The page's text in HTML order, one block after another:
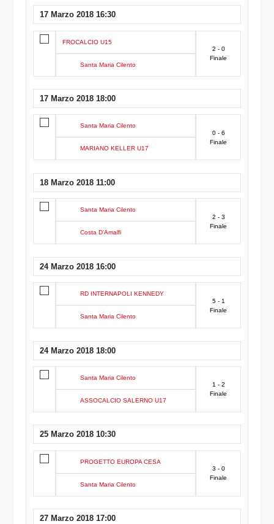
17 Marzo 2018 16:30
FROCALCIO U15
Santa Maria Cilento
2 - 0
Finale
17 Marzo 2018 18:00
Santa Maria Cilento
MARIANO KELLER U17
0 - 6
Finale
18 Marzo 2018 11:00
Santa Maria Cilento
Costa D’Amalfi
2 - 3
Finale
24 Marzo 2018 16:00
RD INTERNAPOLI KENNEDY
Santa Maria Cilento
5 - 1
Finale
24 Marzo 2018 18:00
Santa Maria Cilento
ASSOCALCIO SALERNO U17
1 - 2
Finale
25 Marzo 2018 10:30
PROGETTO EUROPA CESA
Santa Maria Cilento
3 - 0
Finale
27 Marzo 2018 17:00